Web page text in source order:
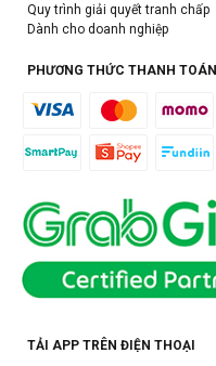
Quy trình giải quyết tranh chấp
Dành cho doanh nghiệp
PHƯƠNG THỨC THANH TOÁN
TẢI APP TRÊN ĐIỆN THOẠI